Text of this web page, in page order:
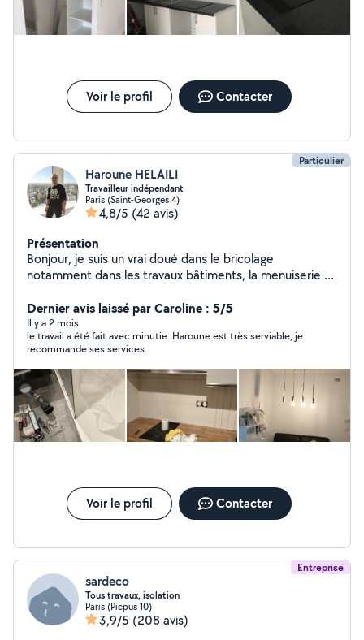
Voir le profil Contacter
Particulier
Haroune HELAILI
Travailleur indépendant
Paris (Saint-Georges 4)
4,8/5 (42 avis)
Présentation
Bonjour, je suis un vrai doué dans le bricolage
notamment dans les travaux bâtiments, la menuiserie et
Dernier avis laissé par Caroline : 5/5
Il y a 2 mois
le travail a été fait avec minutie. Haroune est très serviable, je
recommande ses services.
Voir le profil Contacter
Entreprise
sardeco
Tous travaux, isolation
Paris (Picpus 10)
3,9/5 (208 avis)